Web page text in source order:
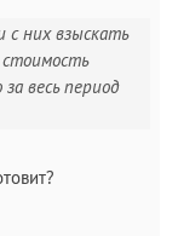
с них взыскать
весь период